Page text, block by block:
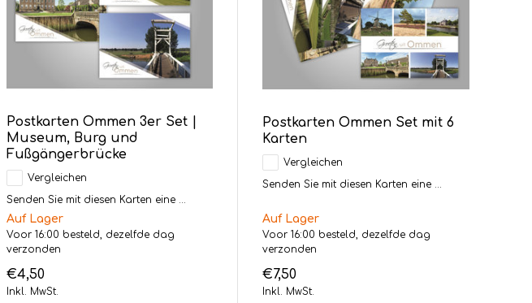
Postkarten Ommen 3er Set |
Museum, Burg und
Fußgängerbrücke
Vergleichen
Senden Sie mit diesen Karten eine ...
Auf Lager
Voor 16:00 besteld, dezelfde dag
verzonden
€4,50
Inkl. MwSt.
Postkarten Ommen Set mit 6
Karten
Vergleichen
Senden Sie mit diesen Karten eine ...
Auf Lager
Voor 16:00 besteld, dezelfde dag
verzonden
€7,50
Inkl. MwSt.